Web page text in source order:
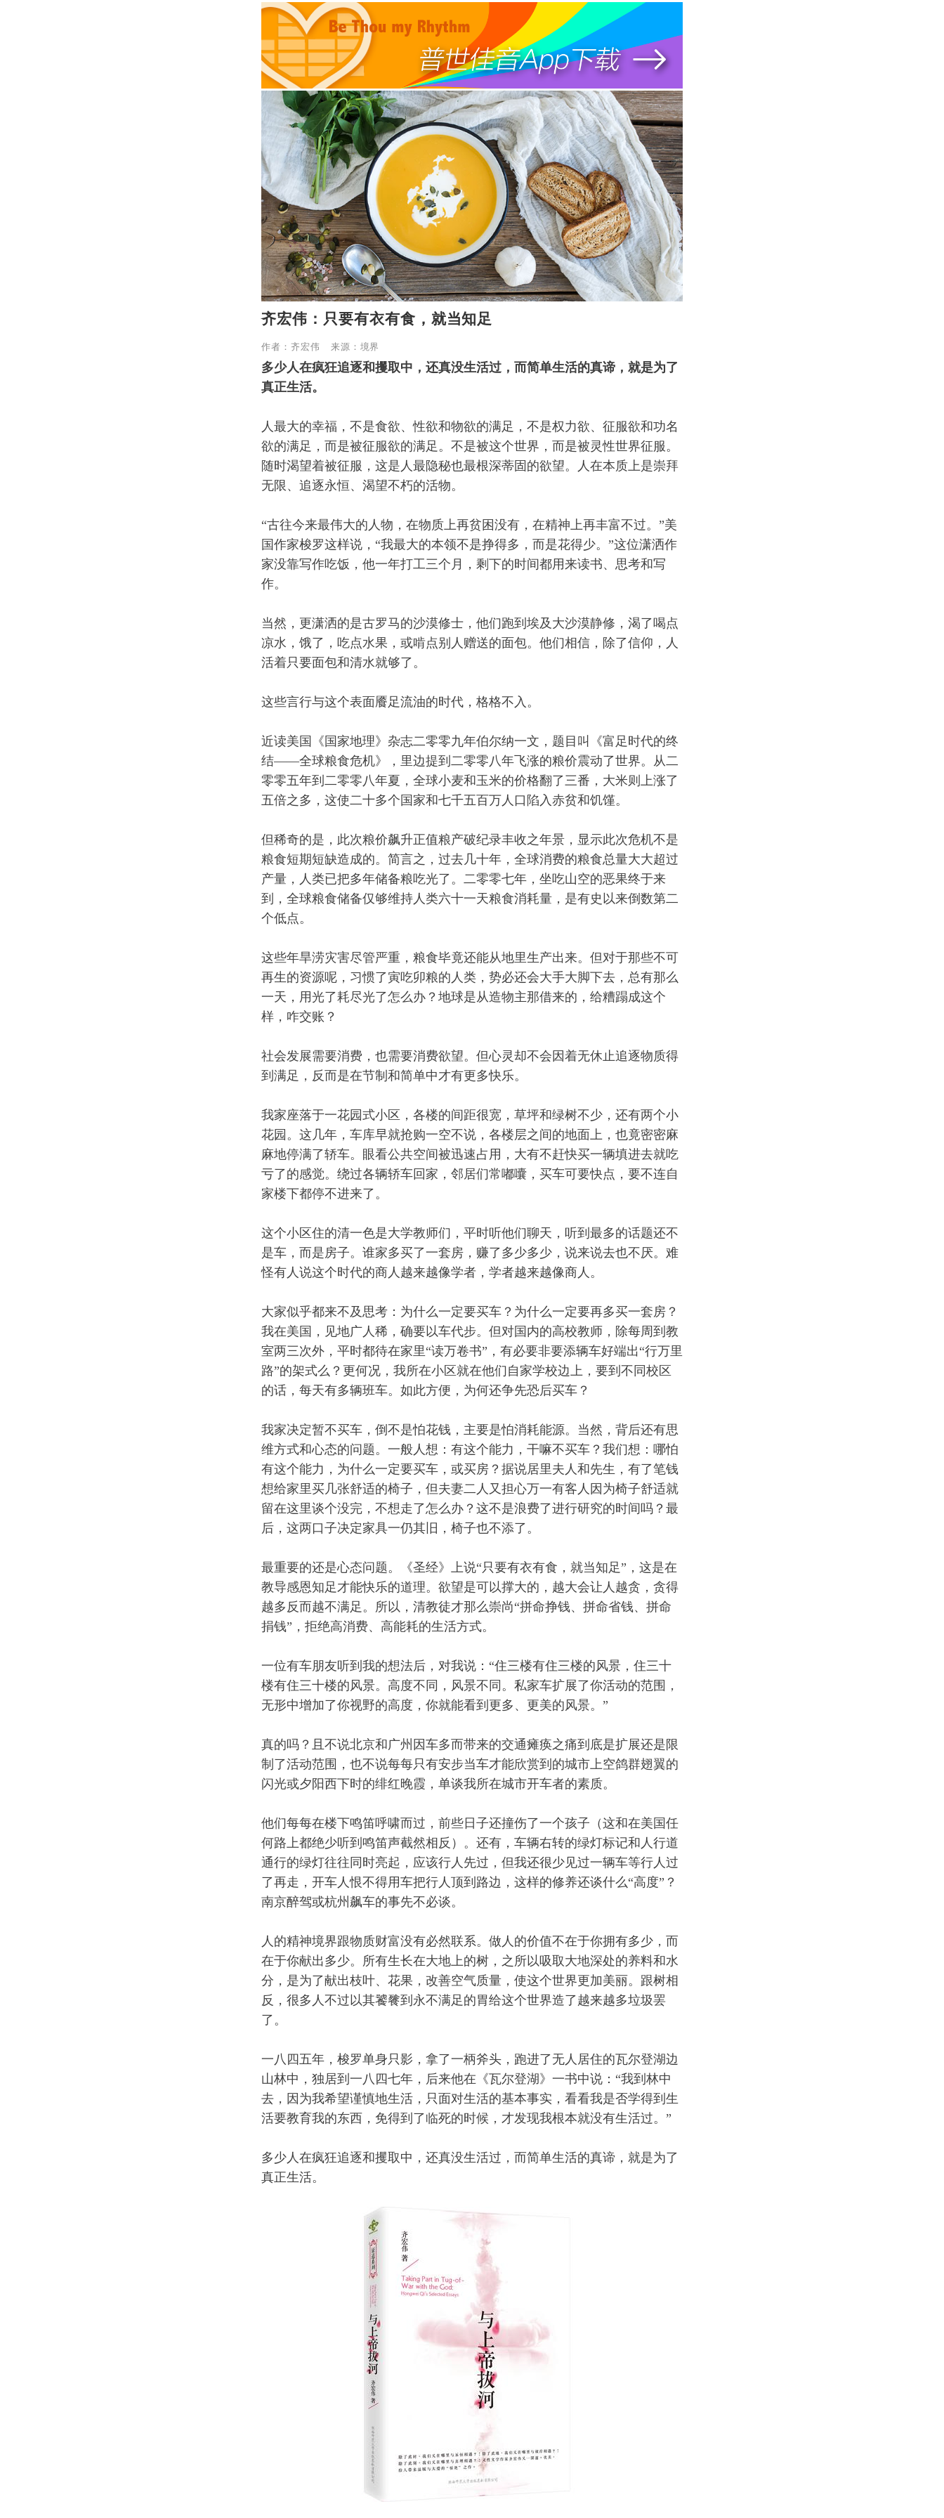
齐宏伟：只要有衣有食，就当知足
作者：齐宏伟 来源：境界
多少人在疯狂追逐和攫取中，还真没生活过，而简单生活的真谛，就是为了
真正生活。
人最大的幸福，不是食欲、性欲和物欲的满足，不是权力欲、征服欲和功名
欲的满足，而是被征服欲的满足。不是被这个世界，而是被灵性世界征服。
随时渴望着被征服，这是人最隐秘也最根深蒂固的欲望。人在本质上是崇拜
无限、追逐永恒、渴望不朽的活物。
“古往今来最伟大的人物，在物质上再贫困没有，在精神上再丰富不过。”美
国作家梭罗这样说，“我最大的本领不是挣得多，而是花得少。”这位潇洒作
家没靠写作吃饭，他一年打工三个月，剩下的时间都用来读书、思考和写
作。
当然，更潇洒的是古罗马的沙漠修士，他们跑到埃及大沙漠静修，渴了喝点
凉水，饿了，吃点水果，或啃点别人赠送的面包。他们相信，除了信仰，人
活着只要面包和清水就够了。
这些言行与这个表面餍足流油的时代，格格不入。
近读美国《国家地理》杂志二零零九年伯尔纳一文，题目叫《富足时代的终
结——全球粮食危机》，里边提到二零零八年飞涨的粮价震动了世界。从二
零零五年到二零零八年夏，全球小麦和玉米的价格翻了三番，大米则上涨了
五倍之多，这使二十多个国家和七千五百万人口陷入赤贫和饥馑。
但稀奇的是，此次粮价飙升正值粮产破纪录丰收之年景，显示此次危机不是
粮食短期短缺造成的。简言之，过去几十年，全球消费的粮食总量大大超过
产量，人类已把多年储备粮吃光了。二零零七年，坐吃山空的恶果终于来
到，全球粮食储备仅够维持人类六十一天粮食消耗量，是有史以来倒数第二
个低点。
这些年旱涝灾害尽管严重，粮食毕竟还能从地里生产出来。但对于那些不可
再生的资源呢，习惯了寅吃卯粮的人类，势必还会大手大脚下去，总有那么
一天，用光了耗尽光了怎么办？地球是从造物主那借来的，给糟蹋成这个
样，咋交账？
社会发展需要消费，也需要消费欲望。但心灵却不会因着无休止追逐物质得
到满足，反而是在节制和简单中才有更多快乐。
我家座落于一花园式小区，各楼的间距很宽，草坪和绿树不少，还有两个小
花园。这几年，车库早就抢购一空不说，各楼层之间的地面上，也竟密密麻
麻地停满了轿车。眼看公共空间被迅速占用，大有不赶快买一辆填进去就吃
亏了的感觉。绕过各辆轿车回家，邻居们常嘟囔，买车可要快点，要不连自
家楼下都停不进来了。
这个小区住的清一色是大学教师们，平时听他们聊天，听到最多的话题还不
是车，而是房子。谁家多买了一套房，赚了多少多少，说来说去也不厌。难
怪有人说这个时代的商人越来越像学者，学者越来越像商人。
大家似乎都来不及思考：为什么一定要买车？为什么一定要再多买一套房？
我在美国，见地广人稀，确要以车代步。但对国内的高校教师，除每周到教
室两三次外，平时都待在家里“读万卷书”，有必要非要添辆车好端出“行万里
路”的架式么？更何况，我所在小区就在他们自家学校边上，要到不同校区
的话，每天有多辆班车。如此方便，为何还争先恐后买车？
我家决定暂不买车，倒不是怕花钱，主要是怕消耗能源。当然，背后还有思
维方式和心态的问题。一般人想：有这个能力，干嘛不买车？我们想：哪怕
有这个能力，为什么一定要买车，或买房？据说居里夫人和先生，有了笔钱
想给家里买几张舒适的椅子，但夫妻二人又担心万一有客人因为椅子舒适就
留在这里谈个没完，不想走了怎么办？这不是浪费了进行研究的时间吗？最
后，这两口子决定家具一仍其旧，椅子也不添了。
最重要的还是心态问题。《圣经》上说“只要有衣有食，就当知足”，这是在
教导感恩知足才能快乐的道理。欲望是可以撑大的，越大会让人越贪，贪得
越多反而越不满足。所以，清教徒才那么崇尚“拼命挣钱、拼命省钱、拼命
捐钱”，拒绝高消费、高能耗的生活方式。
一位有车朋友听到我的想法后，对我说：“住三楼有住三楼的风景，住三十
楼有住三十楼的风景。高度不同，风景不同。私家车扩展了你活动的范围，
无形中增加了你视野的高度，你就能看到更多、更美的风景。”
真的吗？且不说北京和广州因车多而带来的交通瘫痪之痛到底是扩展还是限
制了活动范围，也不说每每只有安步当车才能欣赏到的城市上空鸽群翅翼的
闪光或夕阳西下时的绯红晚霞，单谈我所在城市开车者的素质。
他们每每在楼下鸣笛呼啸而过，前些日子还撞伤了一个孩子（这和在美国任
何路上都绝少听到鸣笛声截然相反）。还有，车辆右转的绿灯标记和人行道
通行的绿灯往往同时亮起，应该行人先过，但我还很少见过一辆车等行人过
了再走，开车人恨不得用车把行人顶到路边，这样的修养还谈什么“高度”？
南京醉驾或杭州飙车的事先不必谈。
人的精神境界跟物质财富没有必然联系。做人的价值不在于你拥有多少，而
在于你献出多少。所有生长在大地上的树，之所以吸取大地深处的养料和水
分，是为了献出枝叶、花果，改善空气质量，使这个世界更加美丽。跟树相
反，很多人不过以其饕餮到永不满足的胃给这个世界造了越来越多垃圾罢
了。
一八四五年，梭罗单身只影，拿了一柄斧头，跑进了无人居住的瓦尔登湖边
山林中，独居到一八四七年，后来他在《瓦尔登湖》一书中说：“我到林中
去，因为我希望谨慎地生活，只面对生活的基本事实，看看我是否学得到生
活要教育我的东西，免得到了临死的时候，才发现我根本就没有生活过。”
多少人在疯狂追逐和攫取中，还真没生活过，而简单生活的真谛，就是为了
真正生活。